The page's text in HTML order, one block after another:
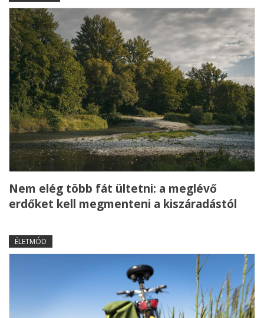
Nem elég több fát ültetni: a meglévő
erdőket kell megmenteni a kiszáradástól
ÉLETMÓD